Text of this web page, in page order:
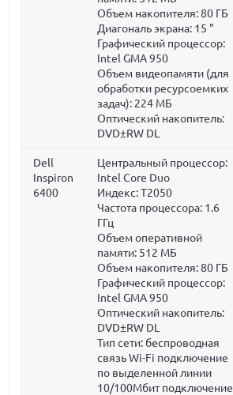
Объем накопителя:80 ГБ
Диагональ экрана: 15 "
Графический процессор:
Intel GMA 950
Объем видеопамяти (для
обработки ресурсоемких
задач): 224 МБ
Оптический накопитель:
DVD±RW DL
Dell
Inspiron
6400
Центральный процессор:
Intel Core Duo
Индекс: T2050
Частота процессора: 1.6
ГГц
Объем оперативной
памяти: 512 МБ
Объем накопителя:80 ГБ
Графический процессор:
Intel GMA 950
Оптический накопитель:
DVD±RW DL
Тип сети: беспроводная
связь Wi-Fi подключение
по выделенной линии
10/100Мбит подключение